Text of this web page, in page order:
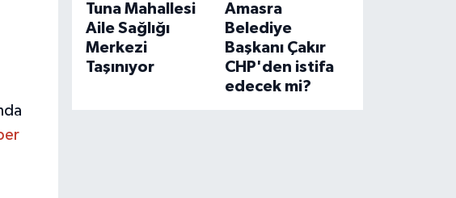
Tuna Mahallesi
Aile Sağlığı
Merkezi
Taşınıyor
Amasra
Belediye
Başkanı Çakır
CHP'den istifa
edecek mi?